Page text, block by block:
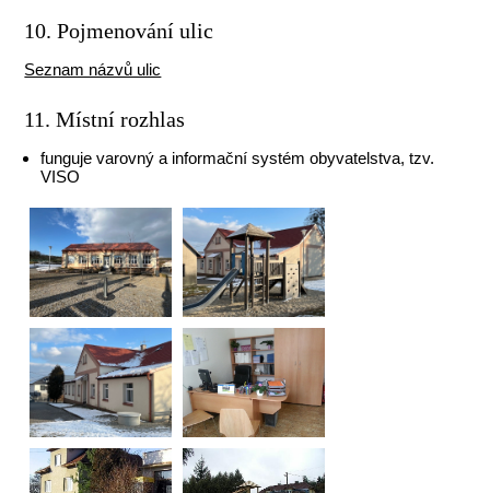
10. Pojmenování ulic
Seznam názvů ulic
11. Místní rozhlas
funguje varovný a informační systém obyvatelstva, tzv.
VISO